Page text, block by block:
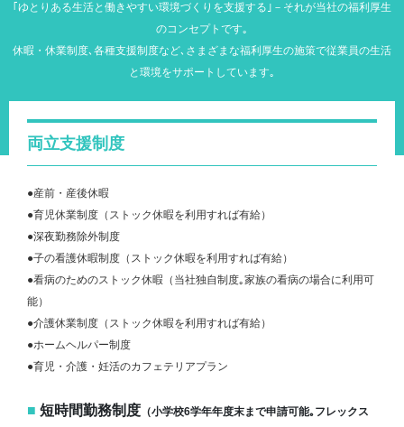
｢ゆとりある生活と働きやすい環境づくりを支援する｣－それが当社の福利厚生
のコンセプトです｡
休暇・休業制度､各種支援制度など､さまざまな福利厚生の施策で従業員の生活
と環境をサポートしています｡
両立支援制度
●産前・産後休暇
●育児休業制度（ストック休暇を利用すれば有給）
●深夜勤務除外制度
●子の看護休暇制度（ストック休暇を利用すれば有給）
●看病のためのストック休暇（当社独自制度｡家族の看病の場合に利用可
能）
●介護休業制度（ストック休暇を利用すれば有給）
●ホームヘルパー制度
●育児・介護・妊活のカフェテリアプラン
■ 短時間勤務制度 （小学校6学年年度末まで申請可能｡フレックス